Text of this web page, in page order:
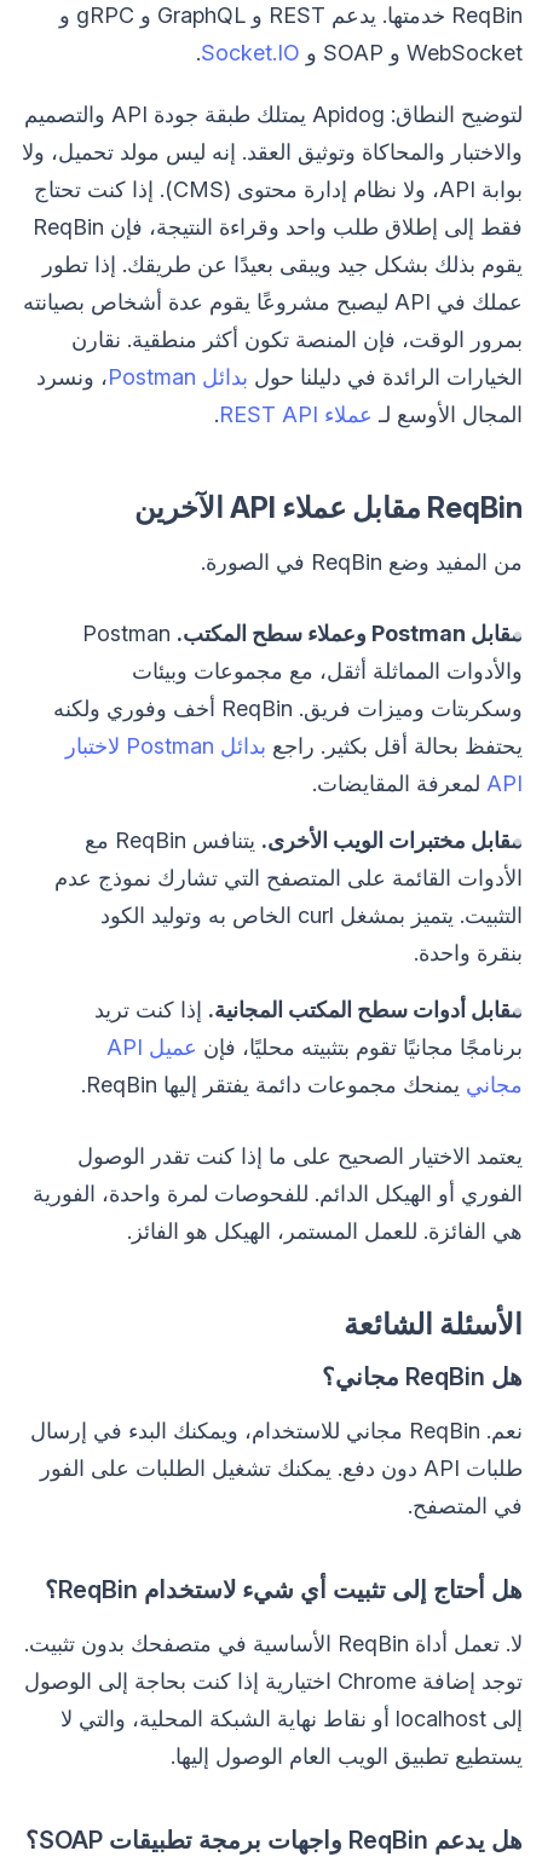
ReqBin خدمتها. يدعم REST و GraphQL و gRPC و
WebSocket و SOAP و
Socket.IO
.
لتوضيح النطاق: Apidog يمتلك طبقة جودة API والتصميم
والاختبار والمحاكاة وتوثيق العقد. إنه ليس مولد تحميل، ولا
بوابة API، ولا نظام إدارة محتوى (CMS). إذا كنت تحتاج
فقط إلى إطلاق طلب واحد وقراءة النتيجة، فإن ReqBin
يقوم بذلك بشكل جيد ويبقى بعيدًا عن طريقك. إذا تطور
عملك في API ليصبح مشروعًا يقوم عدة أشخاص بصيانته
بمرور الوقت، فإن المنصة تكون أكثر منطقية. نقارن
الخيارات الرائدة في دليلنا حول بدائل Postman
، ونسرد
المجال الأوسع لـ عملاء REST API .
ReqBin مقابل عملاء API الآخرين
من المفيد وضع ReqBin في الصورة.
مقابل Postman وعملاء سطح المكتب.
Postman
والأدوات المماثلة أثقل، مع مجموعات وبيئات
وسكربتات وميزات فريق. ReqBin أخف وفوري ولكنه
يحتفظ بحالة أقل بكثير. راجع
بدائل Postman لاختبار
API لمعرفة المقايضات.
مقابل مختبرات الويب الأخرى.
يتنافس ReqBin مع
الأدوات القائمة على المتصفح التي تشارك نموذج عدم
التثبيت. يتميز بمشغل curl الخاص به وتوليد الكود
بنقرة واحدة.
مقابل أدوات سطح المكتب المجانية. إذا كنت تريد
برنامجًا مجانيًا تقوم بتثبيته محليًا، فإن
عميل API
مجاني يمنحك مجموعات دائمة يفتقر إليها ReqBin.
يعتمد الاختيار الصحيح على ما إذا كنت تقدر الوصول
الفوري أو الهيكل الدائم. للفحوصات لمرة واحدة، الفورية
هي الفائزة. للعمل المستمر، الهيكل هو الفائز.
الأسئلة الشائعة
هل ReqBin مجاني؟
نعم. ReqBin مجاني للاستخدام، ويمكنك البدء في إرسال
طلبات API دون دفع. يمكنك تشغيل الطلبات على الفور
في المتصفح.
هل أحتاج إلى تثبيت أي شيء لاستخدام ReqBin؟
لا. تعمل أداة ReqBin الأساسية في متصفحك بدون تثبيت.
توجد إضافة Chrome اختيارية إذا كنت بحاجة إلى الوصول
إلى localhost أو نقاط نهاية الشبكة المحلية، والتي لا
يستطيع تطبيق الويب العام الوصول إليها.
هل يدعم ReqBin واجهات برمجة تطبيقات SOAP؟